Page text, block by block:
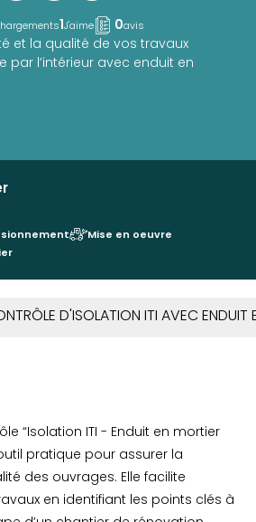
1J'aime 0avis
et la qualité de vos travaux
par l’intérieur avec enduit en
Mise en oeuvre
D'ISOLATION ITI AVEC ENDUIT
“Isolation ITI - Enduit en mortier
pratique pour assurer la
des ouvrages. Elle facilite
en identifiant les points clés à